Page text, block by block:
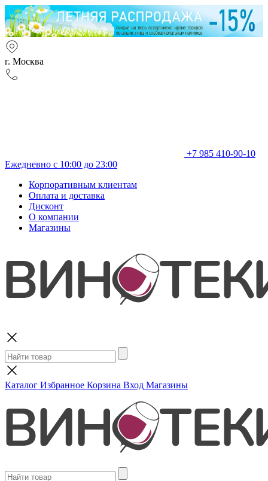
г. Москва
+7 985 410-90-10
Ежедневно с 10:00 до 23:00
Корпоративным клиентам
Оплата и доставка
Дисконт
О компании
Магазины
Каталог Избранное Корзина Вход Магазины